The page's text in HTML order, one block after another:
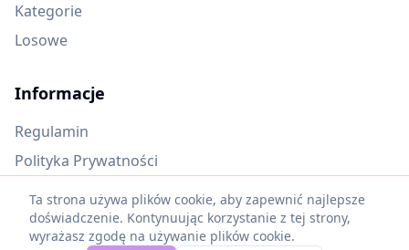
Kategorie
Losowe
Informacje
Regulamin
Polityka Prywatności
Oczekujące materiały
Ta strona używa plików cookie, aby zapewnić najlepsze
doświadczenie. Kontynuując korzystanie z tej strony,
wyrażasz zgodę na używanie plików cookie.